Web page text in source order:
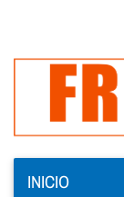
INICIO